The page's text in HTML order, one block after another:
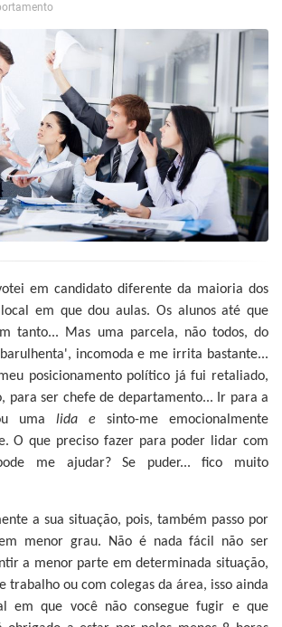
em candidato diferente da maioria dos
em que dou aulas. Os alunos até que
tanto... Mas uma parcela, não todos, do
incomoda e me irrita bastante...
posicionamento político já fui retaliado,
para ser chefe de departamento... Ir para a
uma lida e sinto-me emocionalmente
O que preciso fazer para poder lidar com
me ajudar? Se puder... fico muito
a sua situação, pois, também passo por
menor grau. Não é nada fácil não ser
a menor parte em determinada situação,
trabalho ou com colegas da área, isso ainda
em que você não consegue fugir e que